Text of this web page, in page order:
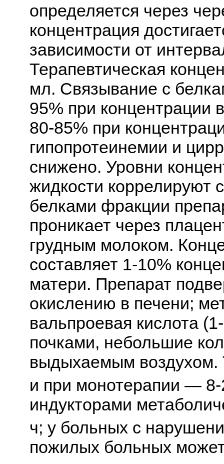
определяется через
концентрация
зависимости от
Терапевтическая
мл. Связывание с
95% при концентрации
80-85% при
гипопротеинемии и
снижено. Уровни
жидкости коррелируют
белками фракции
проникает через
грудным молоком.
составляет 1-10%
матери. Препарат
окислению в печени;
вальпроевая кислота
почками, небольшие
выдыхаемым воздухом.
и при монотерапии — 8-
индукторами
ч; у больных с
пожилых больных